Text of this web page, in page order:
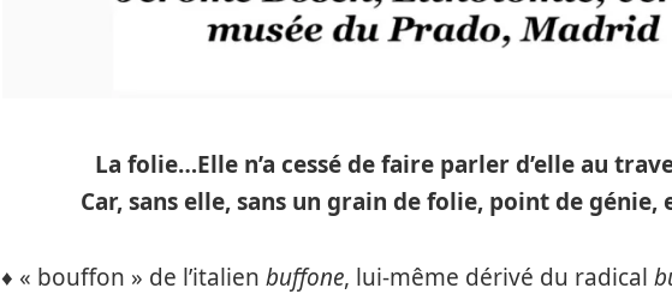
La folie…Elle n’a cessé de faire parler d’elle au
Car, sans elle, sans un grain de folie, point de génie,
♦️ « bouffon » de l’italienbuffone, lui-même dérivé du radical